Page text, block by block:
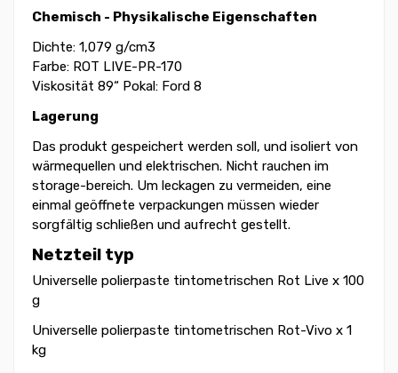
Chemisch - Physikalische Eigenschaften
Dichte: 1,079 g/cm3
Farbe: ROT LIVE-PR-170
Viskosität 89“ Pokal: Ford 8
Lagerung
Das produkt gespeichert werden soll, und isoliert von
wärmequellen und elektrischen. Nicht rauchen im
storage-bereich. Um leckagen zu vermeiden, eine
einmal geöffnete verpackungen müssen wieder
sorgfältig schließen und aufrecht gestellt.
Netzteil typ
Universelle polierpaste tintometrischen Rot Live x 100
g
Universelle polierpaste tintometrischen Rot-Vivo x 1
kg